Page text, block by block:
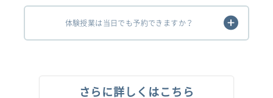
体験授業は当日でも予約できますか？
さらに詳しくはこちら